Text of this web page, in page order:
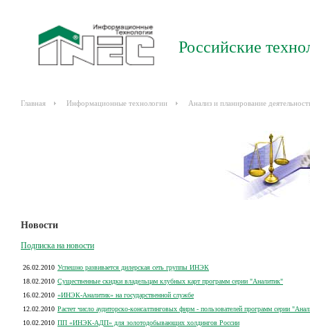
Российские
Главная Информационные технологии Анализ и планирование
Новости
Подписка на новости
26.02.2010 Успешно развивается дилерская сеть группы ИНЭК
18.02.2010 Существенные скидки владельцам клубных карт программ серии "Аналитик"
16.02.2010 «ИНЭК-Аналитик» на государственной службе
12.02.2010 Растет число аудиторско-консалтинговых фирм - пользователей программ серии
10.02.2010 ПП «ИНЭК-АДП» для золотодобывающих холдингов России